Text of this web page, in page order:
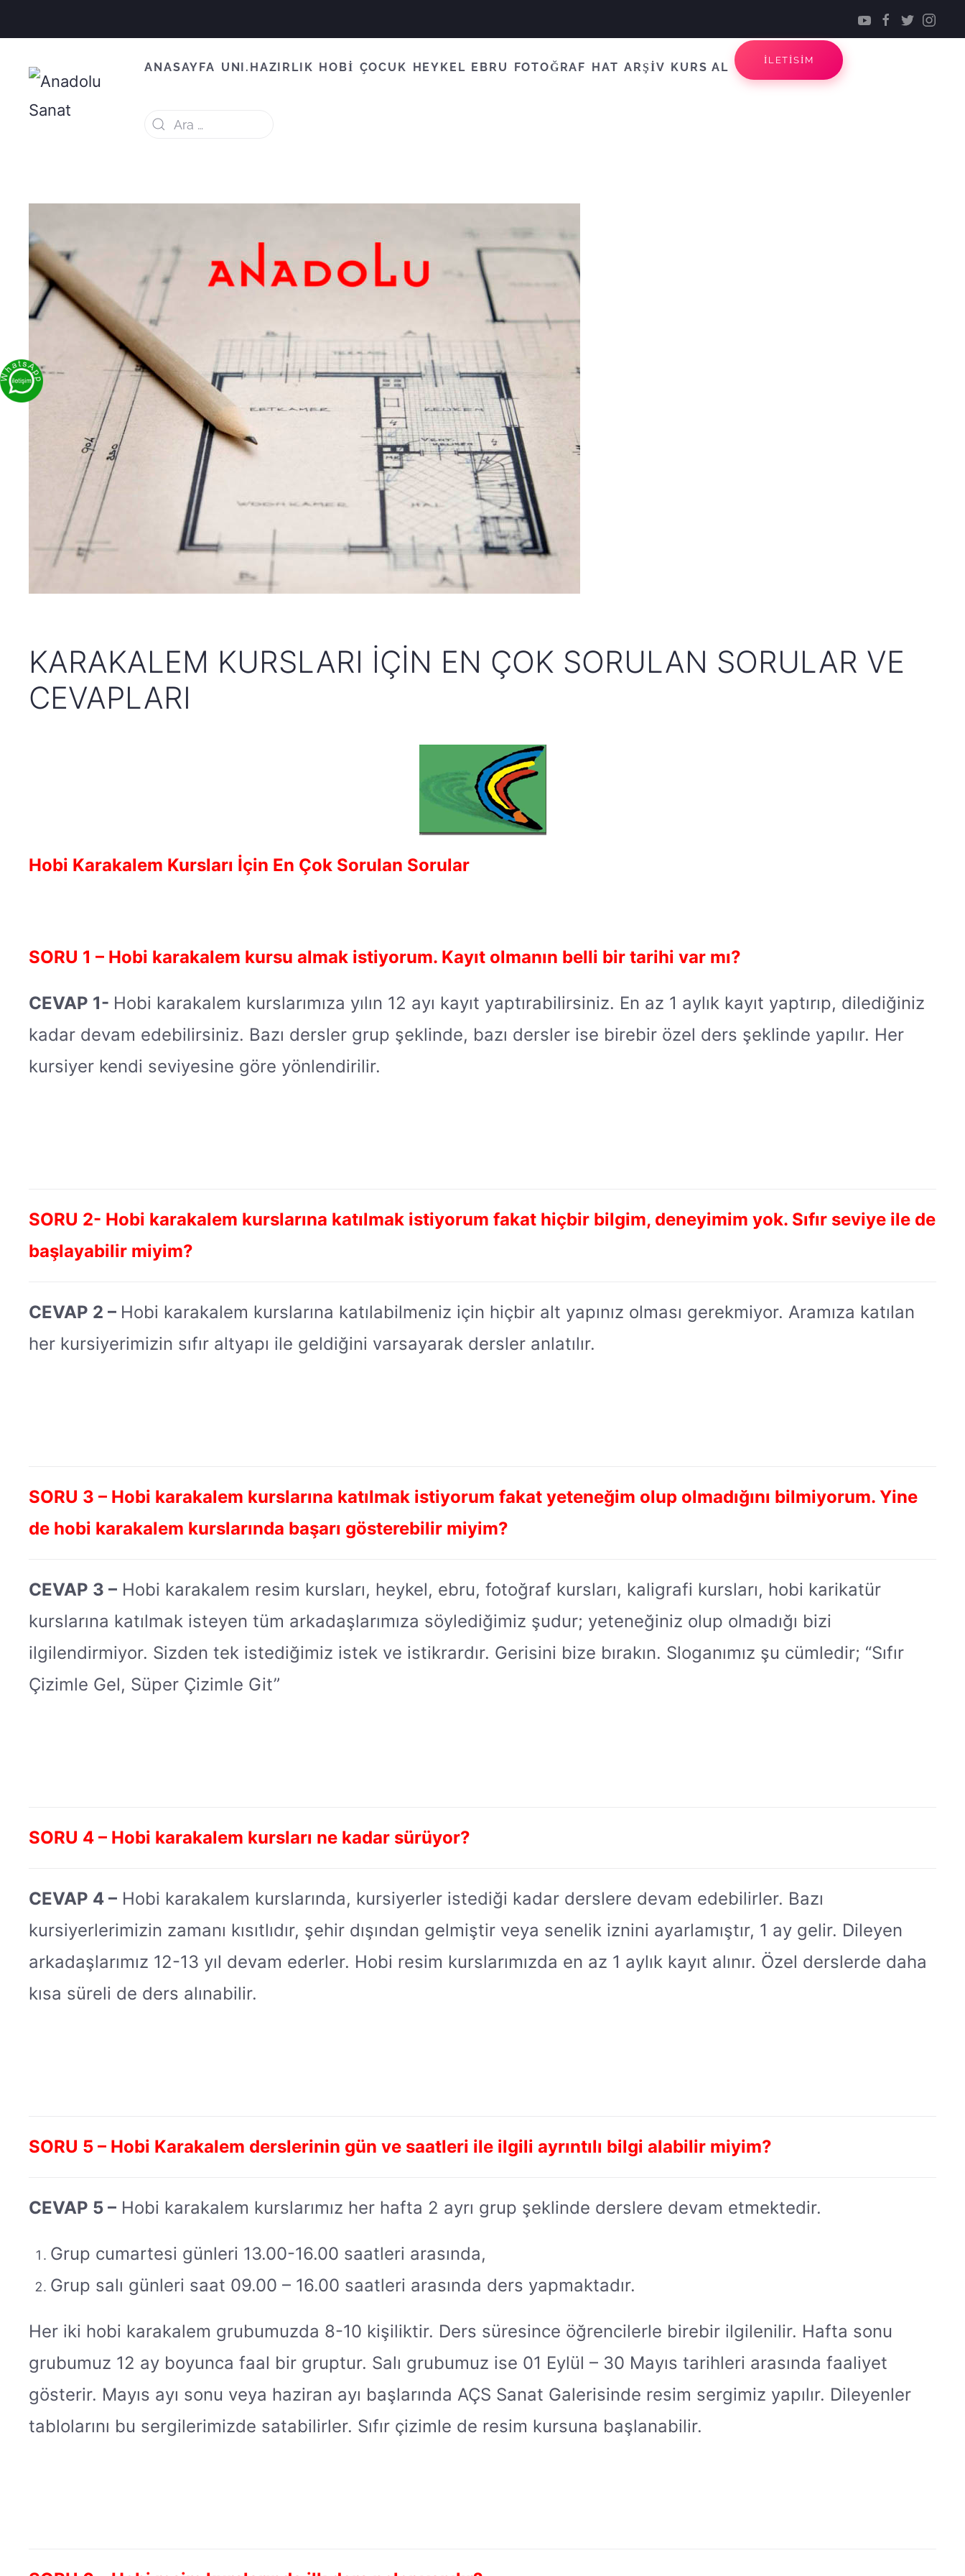
ANASAYFA UNI.HAZIRLIK HOBİ ÇOCUK HEYKEL EBRU FOTOĞRAF HAT ARŞİV KURS AL
İLETİSİM
KARAKALEM KURSLARI İÇIN EN ÇOK SORULAN SORULAR VE
CEVAPLARI
Hobi Karakalem Kursları İçin En Çok Sorulan Sorular
SORU 1 – Hobi karakalem kursu almak istiyorum. Kayıt olmanın belli bir tarihi var mı?
CEVAP 1- Hobi karakalem kurslarımıza yılın 12 ayı kayıt yaptırabilirsiniz. En az 1 aylık kayıt yaptırıp, dilediğiniz
kadar devam edebilirsiniz. Bazı dersler grup şeklinde, bazı dersler ise birebir özel ders şeklinde yapılır. Her
kursiyer kendi seviyesine göre yönlendirilir.
SORU 2- Hobi karakalem kurslarına katılmak istiyorum fakat hiçbir bilgim, deneyimim yok. Sıfır seviye ile de
başlayabilir miyim?
CEVAP 2 – Hobi karakalem kurslarına katılabilmeniz için hiçbir alt yapınız olması gerekmiyor. Aramıza katılan
her kursiyerimizin sıfır altyapı ile geldiğini varsayarak dersler anlatılır.
SORU 3 – Hobi karakalem kurslarına katılmak istiyorum fakat yeteneğim olup olmadığını bilmiyorum. Yine
de hobi karakalem kurslarında başarı gösterebilir miyim?
CEVAP 3 – Hobi karakalem resim kursları, heykel, ebru, fotoğraf kursları, kaligrafi kursları, hobi karikatür
kurslarına katılmak isteyen tüm arkadaşlarımıza söylediğimiz şudur; yeteneğiniz olup olmadığı bizi
ilgilendirmiyor. Sizden tek istediğimiz istek ve istikrardır. Gerisini bize bırakın. Sloganımız şu cümledir; “Sıfır
Çizimle Gel, Süper Çizimle Git”
SORU 4 – Hobi karakalem kursları ne kadar sürüyor?
CEVAP 4 – Hobi karakalem kurslarında, kursiyerler istediği kadar derslere devam edebilirler. Bazı
kursiyerlerimizin zamanı kısıtlıdır, şehir dışından gelmiştir veya senelik iznini ayarlamıştır, 1 ay gelir. Dileyen
arkadaşlarımız 12-13 yıl devam ederler. Hobi resim kurslarımızda en az 1 aylık kayıt alınır. Özel derslerde daha
kısa süreli de ders alınabilir.
SORU 5 – Hobi Karakalem derslerinin gün ve saatleri ile ilgili ayrıntılı bilgi alabilir miyim?
CEVAP 5 – Hobi karakalem kurslarımız her hafta 2 ayrı grup şeklinde derslere devam etmektedir.
Grup cumartesi günleri 13.00-16.00 saatleri arasında,
Grup salı günleri saat 09.00 – 16.00 saatleri arasında ders yapmaktadır.
Her iki hobi karakalem grubumuzda 8-10 kişiliktir. Ders süresince öğrencilerle birebir ilgilenilir. Hafta sonu
grubumuz 12 ay boyunca faal bir gruptur. Salı grubumuz ise 01 Eylül – 30 Mayıs tarihleri arasında faaliyet
gösterir. Mayıs ayı sonu veya haziran ayı başlarında AÇS Sanat Galerisinde resim sergimiz yapılır. Dileyenler
tablolarını bu sergilerimizde satabilirler. Sıfır çizimle de resim kursuna başlanabilir.